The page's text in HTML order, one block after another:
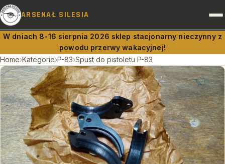
ARSENAŁ SILESIA
BROŃ I AMUNICJA
PRAWO A BROŃ
DOSTAWY
RUSZNIKARNIA
W dniach 8-16 sierpnia 2026 sklep stacjonarny nieczynny z
powodu przerwy wakacyjnej!
Home›Kategorie›P-83›Spust do pistoletu P-83